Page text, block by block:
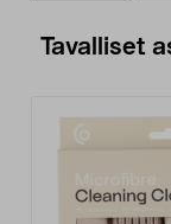
Tavalliset